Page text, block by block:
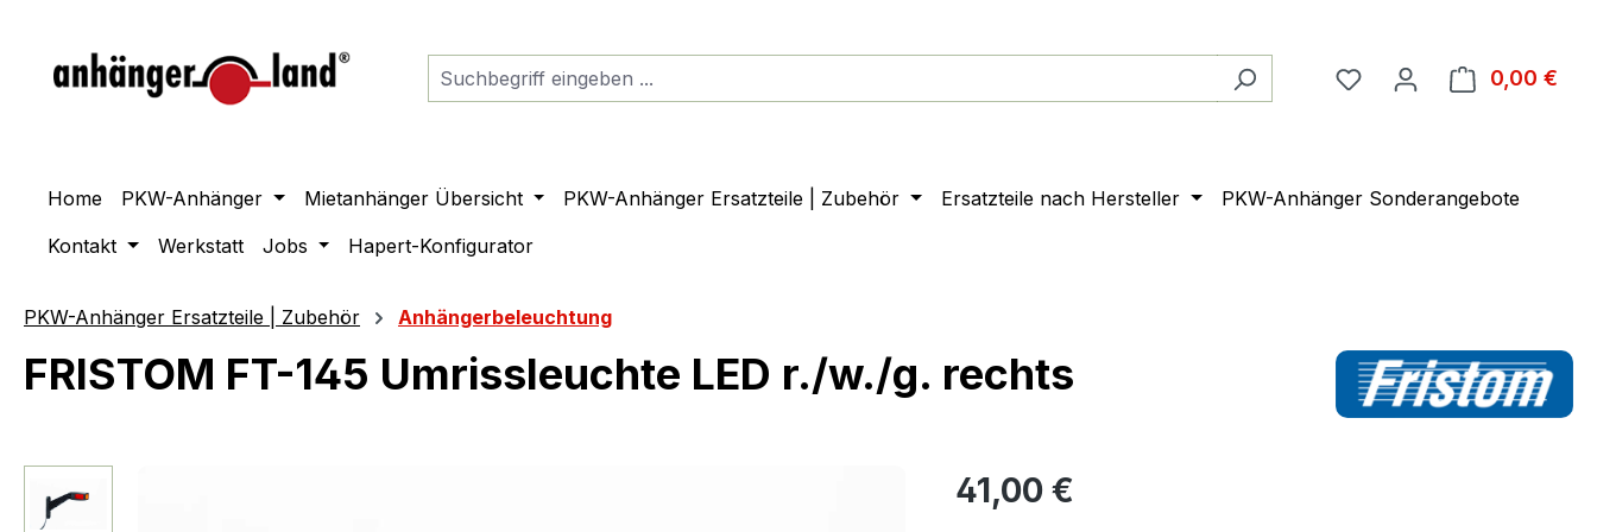
0,00 €
Home PKW-Anhänger Mietanhänger Übersicht PKW-Anhänger Ersatzteile | Zubehör Ersatzteile nach Hersteller
PKW-Anhänger Sonderangebote
Kontakt
Werkstatt Jobs Hapert-Konfigurator
PKW-Anhänger Ersatzteile | Zubehör Anhängerbeleuchtung
FRISTOM FT-145 Umrissleuchte LED r./w./g. rechts
41,00 €